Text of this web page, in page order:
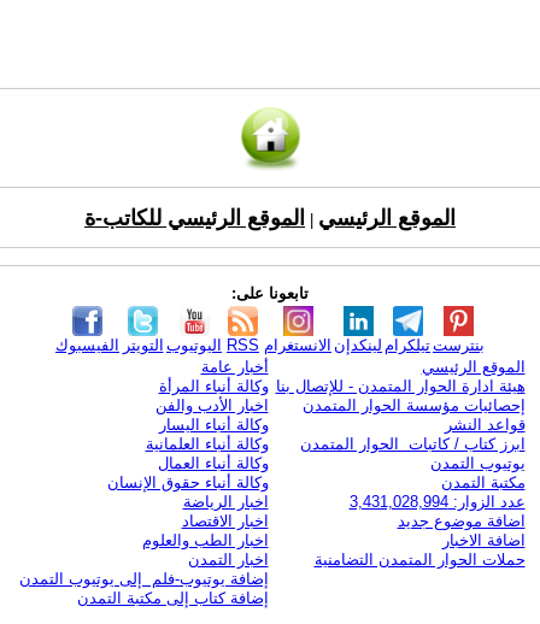
الموقع الرئيسي الموقع الرئيسي للكاتب-ة
تابعونا على:
الفيسبوك التويتر اليوتيوب RSS الانستغرام لينكدإن تيلكرامبنترست
الموقع الرئيسي
هيئة ادارة الحوار المتمدن - للإتصال بنا
إحصائيات مؤسسة الحوار المتمدن
قواعد النشر
ابرز كتاب / كاتبات الحوار المتمدن
يوتيوب التمدن
مكتبة التمدن
عدد الزوار: 3,431,028,994
اضافة موضوع جديد
اضافة الاخبار
حملات الحوار المتمدن التضامنية
أخبار عامة
وكالة أنباء المرأة
اخبار الأدب والفن
وكالة أنباء اليسار
وكالة أنباء العلمانية
وكالة أنباء العمال
وكالة أنباء حقوق الإنسان
اخبار الرياضة
اخبار الاقتصاد
اخبار الطب والعلوم
اخبار التمدن
إضافة يوتيوب-فلم إلى يوتيوب التمدن
إضافة كتاب إلى مكتبة التمدن